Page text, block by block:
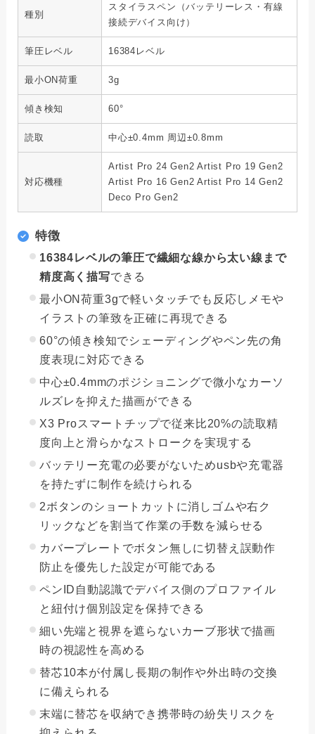
種別
スタイラスペン（バッテリーレス・有線
接続デバイス向け）
筆圧レベル 16384レベル
最小ON荷重 3g
傾き検知 60°
読取 中心±0.4mm 周辺±0.8mm
対応機種
Artist Pro 24 Gen2 Artist Pro 19 Gen2
Artist Pro 16 Gen2 Artist Pro 14 Gen2
Deco Pro Gen2
特徴
16384レベルの筆圧で繊細な線から太い線まで
精度高く描写できる
最小ON荷重3gで軽いタッチでも反応しメモや
イラストの筆致を正確に再現できる
60°の傾き検知でシェーディングやペン先の角
度表現に対応できる
中心±0.4mmのポジショニングで微小なカーソ
ルズレを抑えた描画ができる
X3 Proスマートチップで従来比20%の読取精
度向上と滑らかなストロークを実現する
バッテリー充電の必要がないためusbや充電器
を持たずに制作を続けられる
2ボタンのショートカットに消しゴムや右ク
リックなどを割当て作業の手数を減らせる
カバープレートでボタン無しに切替え誤動作
防止を優先した設定が可能である
ペンID自動認識でデバイス側のプロファイル
と紐付け個別設定を保持できる
細い先端と視界を遮らないカーブ形状で描画
時の視認性を高める
替芯10本が付属し長期の制作や外出時の交換
に備えられる
末端に替芯を収納でき携帯時の紛失リスクを